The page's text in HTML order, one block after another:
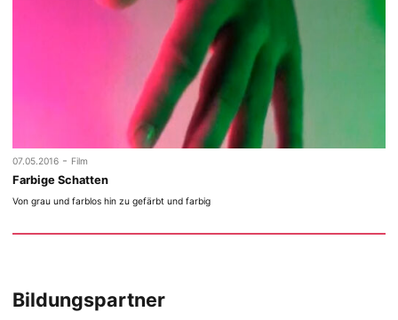
07.05.2016 - Film
Farbige Schatten
Von grau und farblos hin zu gefärbt und farbig
Bildungspartner